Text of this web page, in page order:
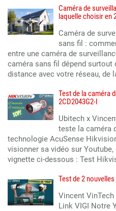
Caméra de
laquelle choisir en
Caméra de
sans fil :
entre une caméra de
caméra sans fil dépend
distance avec votre réseau, de
Test de la caméra
2CD2043G2-I
Ubitech x
teste la caméra
technologie AcuSense
visionner sa vidéo sur
vignette ci-dessous : Test
Test de 2
Vincent
Link VIGI Notre